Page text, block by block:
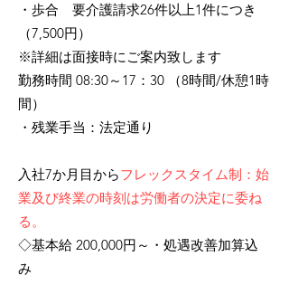
・歩合 要介護請求26件以上1件につき
（7,500円）
※詳細は面接時にご案内致します
勤務時間 08:30～17：30 （8時間/休憩1時
間）
・残業手当：法定通り
入社7か月目からフレックスタイム制：始
業及び終業の時刻は労働者の決定に委ね
る。
◇基本給 200,000円～ ・処遇改善加算込
み